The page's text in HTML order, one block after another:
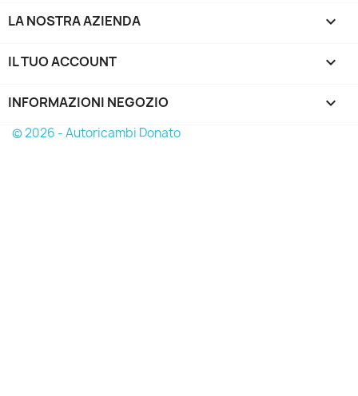
LA NOSTRA AZIENDA 
IL TUO ACCOUNT 
INFORMAZIONI NEGOZIO keyboard_arrow_down
© 2026 - Autoricambi Donato